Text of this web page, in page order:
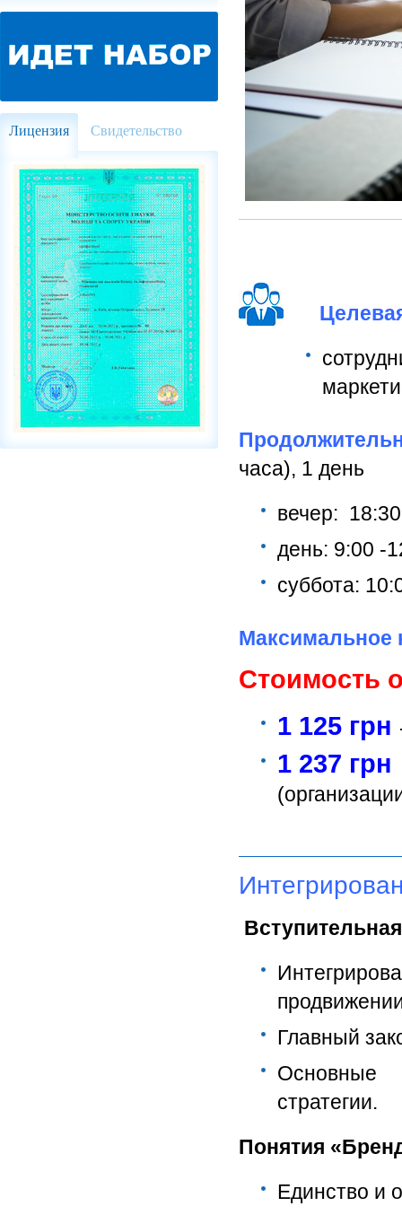
Лицензия Свидетельство
часа), 1 день
вечер:
день: 9:00 -
суббота:
Максимальное
Стоимость
1 125 грн
1 237 грн
Главный
Основные
стратегии.
Понятия
Единство и